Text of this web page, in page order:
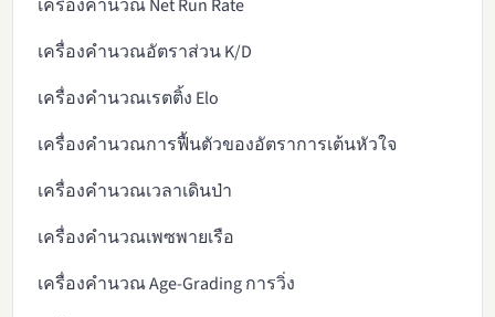
เครื่องคำนวณ Net Run Rate
เครื่องคำนวณอัตราส่วน K/D
เครื่องคำนวณเรตติ้ง Elo
เครื่องคำนวณการฟื้นตัวของอัตราการเต้นหัวใจ
เครื่องคำนวณเวลาเดินป่า
เครื่องคำนวณเพซพายเรือ
เครื่องคำนวณ Age-Grading การวิ่ง